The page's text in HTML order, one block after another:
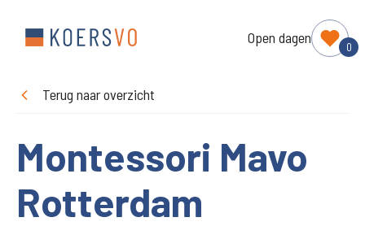
Open dagen
0
Terug naar overzicht
Montessori Mavo
Rotterdam